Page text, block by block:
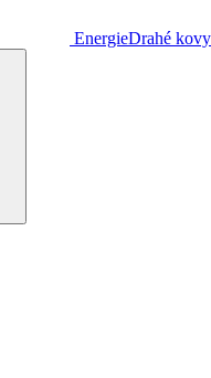
EnergieDrahé kovy